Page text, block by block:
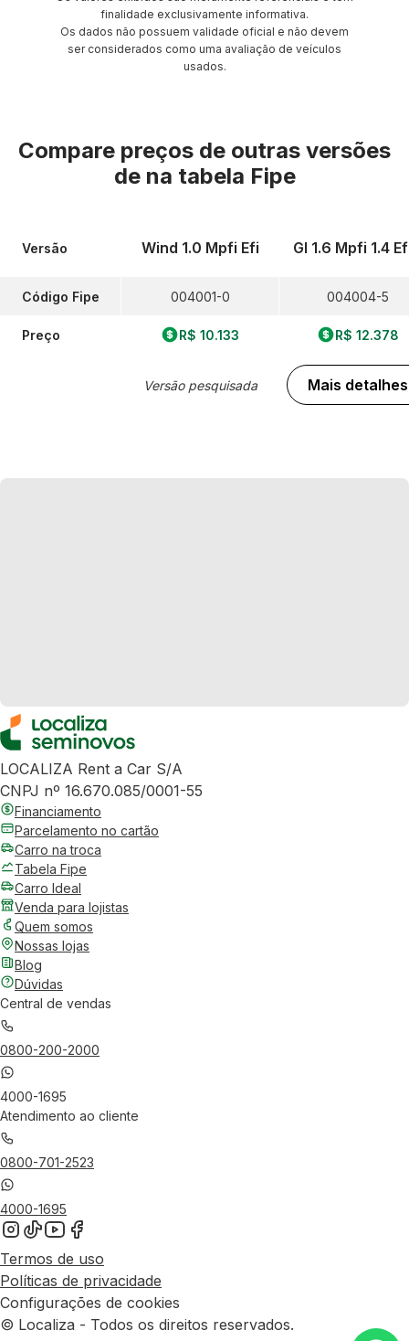
finalidade exclusivamente informativa.
Os dados não possuem validade oficial e não devem
ser considerados como uma avaliação de veículos
usados.
Compare preços de outras versões
de na tabela Fipe
Versão
Código Fipe
Preço
Wind 1.0 Mpfi Efi
004001-0
R$ 10.133
Versão pesquisada
Gl 1.6 Mpfi 1.4
004004-5
R$ 12.378
Mais detalhes
LOCALIZA Rent a Car S/A
CNPJ nº 16.670.085/0001-55
Financiamento
Parcelamento no cartão
Carro na troca
Tabela Fipe
Carro Ideal
Venda para lojistas
Quem somos
Nossas lojas
Blog
Dúvidas
Central de vendas
0800-200-2000
4000-1695
Atendimento ao cliente
0800-701-2523
4000-1695
Termos de uso
Políticas de privacidade
Configurações de cookies
© Localiza - Todos os direitos reservados.